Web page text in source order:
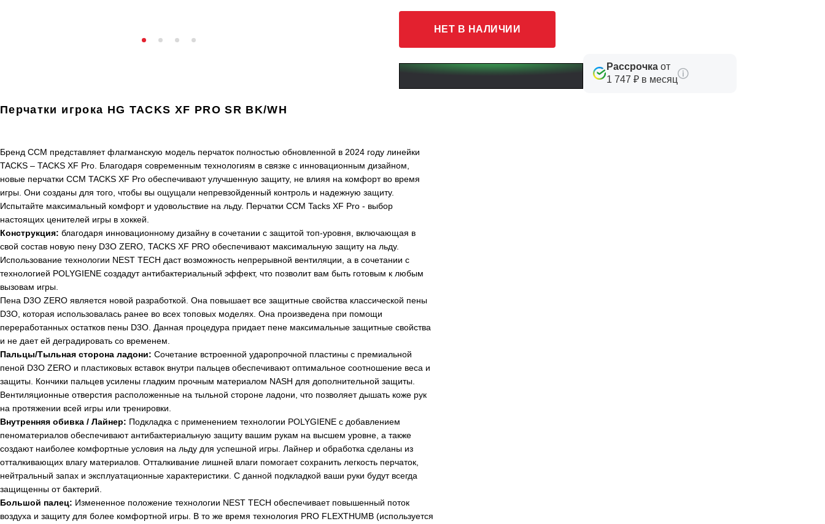
НЕТ В НАЛИЧИИ
Рассрочка от
1 747 ₽ в месяц
Перчатки игрока HG TACKS XF PRO SR BK/WH
Бренд CCM представляет флагманскую модель перчаток полностью обновленной в 2024 году линейки
TACKS – TACKS XF Pro. Благодаря современным технологиям в связке с инновационным дизайном,
новые перчатки CCM TACKS XF Pro обеспечивают улучшенную защиту, не влияя на комфорт во время
игры. Они созданы для того, чтобы вы ощущали непревзойденный контроль и надежную защиту.
Испытайте максимальный комфорт и удовольствие на льду. Перчатки CCM Tacks XF Pro - выбор
настоящих ценителей игры в хоккей.
Конструкция: благодаря инновационному дизайну в сочетании с защитой топ-уровня, включающая в
свой состав новую пену D3O ZERO, TACKS XF PRO обеспечивают максимальную защиту на льду.
Использование технологии NEST TECH даст возможность непрерывной вентиляции, а в сочетании с
технологией POLYGIENE создадут антибактериальный эффект, что позволит вам быть готовым к любым
вызовам игры.
Пена D3O ZERO является новой разработкой. Она повышает все защитные свойства классической пены
D3O, которая использовалась ранее во всех топовых моделях. Она произведена при помощи
переработанных остатков пены D3O. Данная процедура придает пене максимальные защитные свойства
и не дает ей деградировать со временем.
Пальцы/Тыльная сторона ладони: Сочетание встроенной ударопрочной пластины с премиальной
пеной D3O ZERO и пластиковых вставок внутри пальцев обеспечивают оптимальное соотношение веса и
защиты. Кончики пальцев усилены гладким прочным материалом NASH для дополнительной защиты.
Вентиляционные отверстия расположенные на тыльной стороне ладони, что позволяет дышать коже рук
на протяжении всей игры или тренировки.
Внутренняя обивка / Лайнер: Подкладка с применением технологии POLYGIENE с добавлением
пеноматериалов обеспечивают антибактериальную защиту вашим рукам на высшем уровне, а также
создают наиболее комфортные условия на льду для успешной игры. Лайнер и обработка сделаны из
отталкивающих влагу материалов. Отталкивание лишней влаги помогает сохранить легкость перчаток,
нейтральный запах и эксплуатационные характеристики. С данной подкладкой ваши руки будут всегда
защищенны от бактерий.
Большой палец: Измененное положение технологии NEST TECH обеспечивает повышенный поток
воздуха и защиту для более комфортной игры. В то же время технология PRO FLEXTHUMB (используется